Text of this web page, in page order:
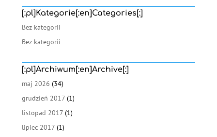
[:pl]Kategorie[:en]Categories[:]
Bez kategorii
Bez kategorii
[:pl]Archiwum[:en]Archive[:]
maj 2026 (34)
grudzień 2017(1)
listopad 2017(1)
lipiec 2017(1)